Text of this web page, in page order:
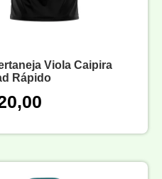
Viola Caipira
Rápido